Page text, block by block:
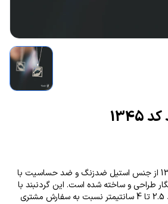
گردنبند نماد اسفند کد 1345 از جنس استیل ضدزنگ و ضد حساسیت با
طراحی و ساخته شده است. این گردنبند با
ضخامت 1 میلیمتر در ابعاد 2.5 تا 4 سانتیمتر نسبت به سفارش مشتری